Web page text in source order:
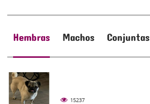
Hembras Machos Conjuntas
15237